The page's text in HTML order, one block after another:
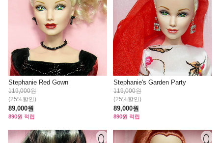
Stephanie Red Gown
119,000원
(25%할인)
89,000원
890원 적립
Stephanie's Garden Party
119,000원
(25%할인)
89,000원
890원 적립